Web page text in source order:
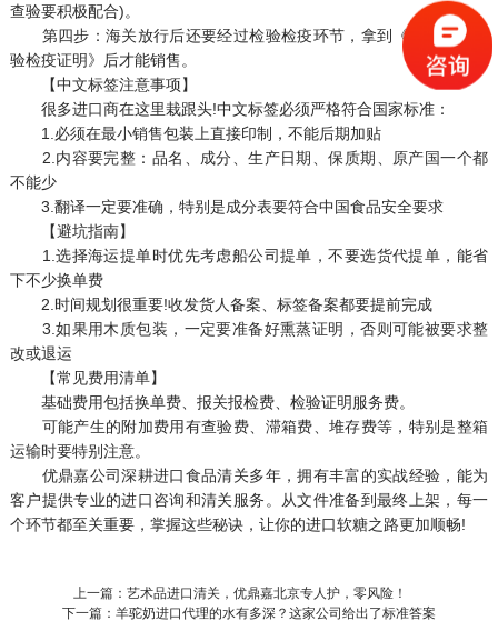
查验要积极配合)。
第四步：海关放行后还要经过检验检疫环节，拿到《入境货物检
验检疫证明》后才能销售。
【中文标签注意事项】
很多进口商在这里栽跟头!中文标签必须严格符合国家标准：
1.必须在最小销售包装上直接印制，不能后期加贴
2.内容要完整：品名、成分、生产日期、保质期、原产国一个都
不能少
3.翻译一定要准确，特别是成分表要符合中国食品安全要求
【避坑指南】
1.选择海运提单时优先考虑船公司提单，不要选货代提单，能省
下不少换单费
2.时间规划很重要!收发货人备案、标签备案都要提前完成
3.如果用木质包装，一定要准备好熏蒸证明，否则可能被要求整
改或退运
【常见费用清单】
基础费用包括换单费、报关报检费、检验证明服务费。
可能产生的附加费用有查验费、滞箱费、堆存费等，特别是整箱
运输时要特别注意。
优鼎嘉公司深耕进口食品清关多年，拥有丰富的实战经验，能为
客户提供专业的进口咨询和清关服务。从文件准备到最终上架，每一
个环节都至关重要，掌握这些秘诀，让你的进口软糖之路更加顺畅!
上一篇：艺术品进口清关，优鼎嘉北京专人护，零风险！
下一篇：羊驼奶进口代理的水有多深？这家公司给出了标准答案